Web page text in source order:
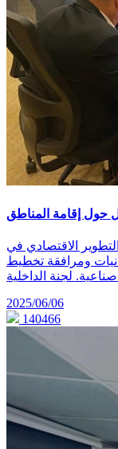
منذ عام 1999 قضية التطوير الاقتصادي في
ومرافقة تخطيط
2025/06/06
140466